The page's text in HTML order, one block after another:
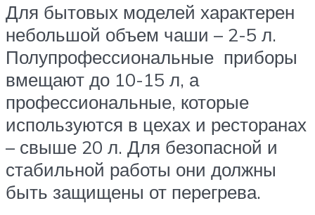
Для бытовых моделей характерен
небольшой объем чаши – 2-5 л.
Полупрофессиональные приборы
вмещают до 10-15 л, а
профессиональные, которые
используются в цехах и ресторанах
– свыше 20 л. Для безопасной и
стабильной работы они должны
быть защищены от перегрева.